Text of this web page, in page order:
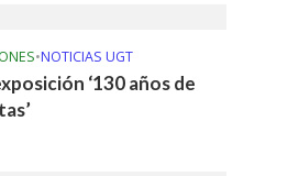
•NOTICIAS UGT
‘130 años de